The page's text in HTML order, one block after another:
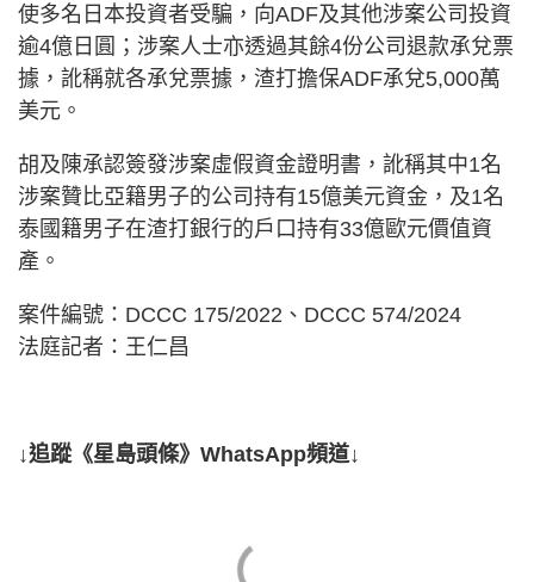
使多名日本投資者受騙，向ADF及其他涉案公司投資
逾4億日圓；涉案人士亦透過其餘4份公司退款承兌票
據，訛稱就各承兌票據，渣打擔保ADF承兌5,000萬
美元。
胡及陳承認簽發涉案虛假資金證明書，訛稱其中1名
涉案贊比亞籍男子的公司持有15億美元資金，及1名
泰國籍男子在渣打銀行的戶口持有33億歐元價值資
產。
案件編號：DCCC 175/2022、DCCC 574/2024
法庭記者：王仁昌
↓追蹤《星島頭條》WhatsApp頻道↓